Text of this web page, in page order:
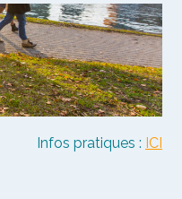
Infos pratiques : ICI